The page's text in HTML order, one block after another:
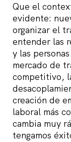
Que el
evidente:
organizar el
entender las
y las
mercado de
competitivo,
creación de
laboral más
cambia muy
tengamos